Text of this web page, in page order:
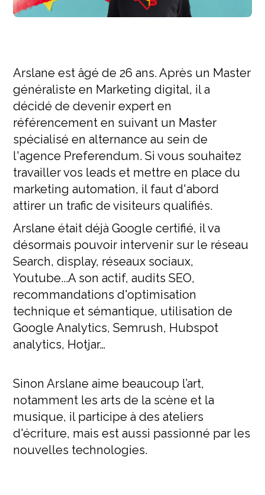
Arslane est âgé de 26 ans. Après un Master
généraliste en Marketing digital, il a
décidé de devenir expert en
référencement en suivant un Master
spécialisé en alternance au sein de
l'agence Preferendum. Si vous souhaitez
travailler vos leads et mettre en place du
marketing automation, il faut d'abord
attirer un trafic de visiteurs qualifiés.
Arslane était déjà Google certifié, il va
désormais pouvoir intervenir sur le réseau
Search, display, réseaux sociaux,
Youtube...A son actif, audits SEO,
recommandations d'optimisation
technique et sémantique, utilisation de
Google Analytics, Semrush, Hubspot
analytics, Hotjar…
Sinon Arslane aime beaucoup l’art,
notamment les arts de la scène et la
musique, il participe à des ateliers
d'écriture, mais est aussi passionné par les
nouvelles technologies.